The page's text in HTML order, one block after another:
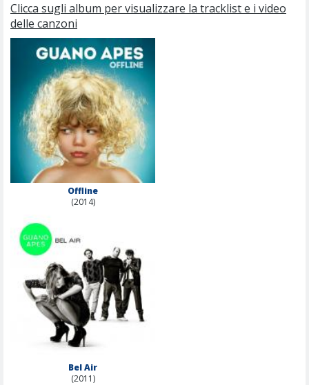
Clicca sugli album per visualizzare la tracklist e i video
delle canzoni
Offline
(2014)
Bel Air
(2011)